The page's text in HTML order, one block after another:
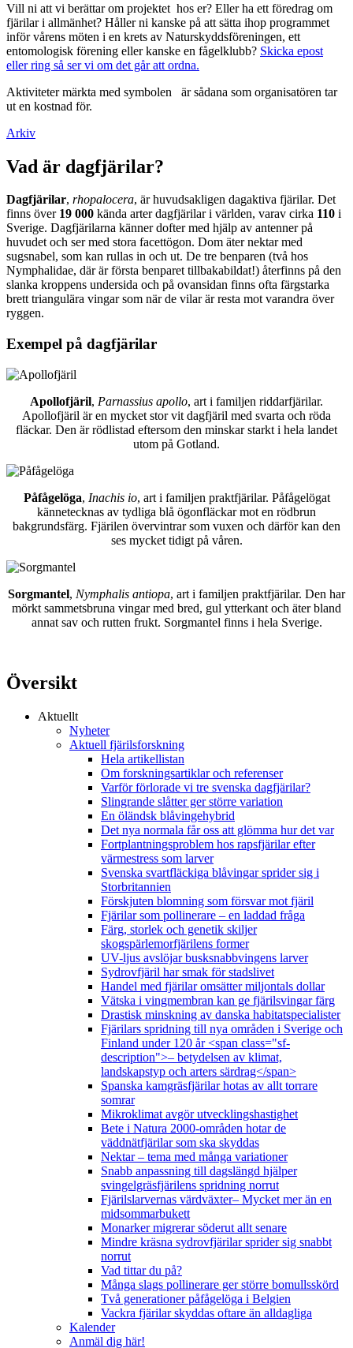
Vill ni att vi berättar om projektet hos er? Eller ha ett föredrag om
fjärilar i allmänhet? Håller ni kanske på att sätta ihop programmet
inför vårens möten i en krets av Naturskyddsföreningen, ett
entomologisk förening eller kanske en fågelklubb? Skicka epost
eller ring så ser vi om det går att ordna.
Aktiviteter märkta med symbolen
är sådana som organisatören tar
ut en kostnad för.
Arkiv
Vad är dagfjärilar?
Dagfjärilar, rhopalocera, är huvudsakligen dagaktiva fjärilar. Det
finns över 19 000 kända arter dagfjärilar i världen, varav cirka 110 i
Sverige. Dagfjärilarna känner dofter med hjälp av antenner på
huvudet och ser med stora facettögon. Dom äter nektar med
sugsnabel, som kan rullas in och ut. De tre benparen (två hos
Nymphalidae, där är första benparet tillbakabildat!) återfinns på den
slanka kroppens undersida och på ovansidan finns ofta färgstarka
brett triangulära vingar som när de vilar är resta mot varandra över
ryggen.
Exempel på dagfjärilar
Apollofjäril, Parnassius apollo, art i familjen riddarfjärilar.
Apollofjäril är en mycket stor vit dagfjäril med svarta och röda
fläckar. Den är rödlistad eftersom den minskar starkt i hela landet
utom på Gotland.
Påfågelöga, Inachis io, art i familjen praktfjärilar. Påfågelögat
kännetecknas av tydliga blå ögonfläckar mot en rödbrun
bakgrundsfärg. Fjärilen övervintrar som vuxen och därför kan den
ses mycket tidigt på våren.
Sorgmantel, Nymphalis antiopa, art i familjen praktfjärilar. Den har
mörkt sammetsbruna vingar med bred, gul ytterkant och äter bland
annat sav och rutten frukt. Sorgmantel finns i hela Sverige.
Översikt
Aktuellt
Nyheter
Aktuell fjärilsforskning
Hela artikellistan
Om forskningsartiklar och referenser
Varför förlorade vi tre svenska dagfjärilar?
Slingrande slåtter ger större variation
En öländsk blåvingehybrid
Det nya normala får oss att glömma hur det var
Fortplantningsproblem hos rapsfjärilar efter
värmestress som larver
Svenska svartfläckiga blåvingar sprider sig i
Storbritannien
Förskjuten blomning som försvar mot fjäril
Fjärilar som pollinerare – en laddad fråga
Färg, storlek och genetik skiljer
skogspärlemorfjärilens former
UV-ljus avslöjar busksnabbvingens larver
Sydrovfjäril har smak för stadslivet
Handel med fjärilar omsätter miljontals dollar
Vätska i vingmembran kan ge fjärilsvingar färg
Drastisk minskning av danska habitatspecialister
Fjärilars spridning till nya områden i Sverige och
Finland under 120 år <span class="sf-
description">– betydelsen av klimat,
landskapstyp och arters särdrag</span>
Spanska kamgräsfjärilar hotas av allt torrare
somrar
Mikroklimat avgör utvecklingshastighet
Bete i Natura 2000-områden hotar de
väddnätfjärilar som ska skyddas
Nektar – tema med många variationer
Snabb anpassning till dagslängd hjälper
svingelgräsfjärilens spridning norrut
Fjärilslarvernas värdväxter– Mycket mer än en
midsommarbukett
Monarker migrerar söderut allt senare
Mindre kräsna sydrovfjärilar sprider sig snabbt
norrut
Vad tittar du på?
Många slags pollinerare ger större bomullsskörd
Två generationer påfågelöga i Belgien
Vackra fjärilar skyddas oftare än alldagliga
Kalender
Anmäl dig här!